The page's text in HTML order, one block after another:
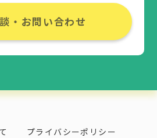
・お問い合わせ
プライバシーポリシー